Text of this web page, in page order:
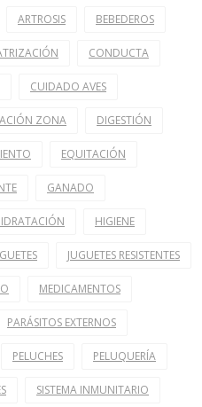
ARTROSIS BEBEDEROS
CONDUCTA
CUIDADO AVES
ZONA DIGESTIÓN
EQUITACIÓN
GANADO
HIGIENE
JUGUETES RESISTENTES
MEDICAMENTOS
PARÁSITOS EXTERNOS
PELUCHES PELUQUERÍA
SISTEMA INMUNITARIO